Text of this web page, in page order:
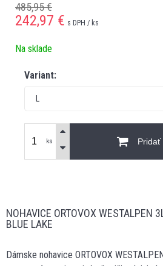
485,95 €
242,97 € s DPH / ks
Na sklade
Variant:
ks Pridať
NOHAVICE ORTOVOX WESTALPEN
BLUE LAKE
Dámske nohavice ORTOVOX